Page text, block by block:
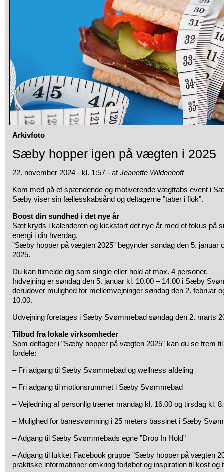
Arkivfoto
Sæby hopper igen på vægten i 2025
22. november 2024 - kl. 1:57 - afJeanette Wildenhoft
Kom med på et spændende og motiverende vægttabs event i
Sæby viser sin fællesskabsånd og deltagerne ”taber i flok”.
Boost din sundhed i det nye år
Sæt kryds i kalenderen og kickstart det nye år med et fokus på
energi i din hverdag.
”Sæby hopper på vægten 2025” begynder søndag den 5. januar
2025.
Du kan tilmelde dig som single eller hold af max. 4 personer.
Indvejning er søndag den 5. januar kl. 10.00 – 14.00 i Sæby
derudover mulighed for mellemvejninger søndag den 2. februar
10.00.
Udvejning foretages i Sæby Svømmebad søndag den 2. marts
Tilbud fra lokale virksomheder
Som deltager i ”Sæby hopper på vægten 2025” kan du se frem
fordele:
– Fri adgang til Sæby Svømmebad og wellness afdeling
– Fri adgang til motionsrummet i Sæby Svømmebad
– Vejledning af personlig træner mandag kl. 16.00 og tirsdag kl.
– Mulighed for banesvømning i 25 meters bassinet i Sæby
– Adgang til Sæby Svømmebads egne ”Drop In Hold”
– Adgang til lukket Facebook gruppe ”Sæby hopper på vægten
praktiske informationer omkring forløbet og inspiration til kost og